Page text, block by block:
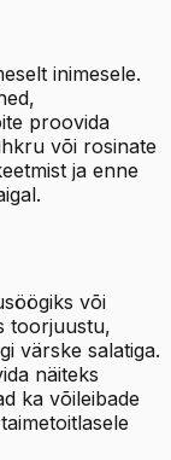
inimesele.
proovida
või rosinate
ja enne
või
toorjuustu,
värske salatiga.
näiteks
ka võileibade